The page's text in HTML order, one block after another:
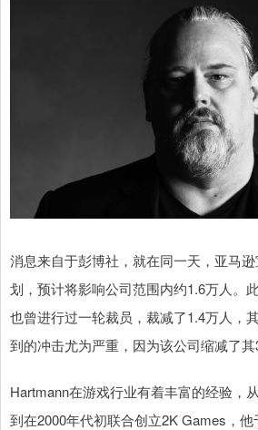
消息来自于彭博社，就在同一天，亚马
划，预计将影响公司范围内约1.6万人。
也曾进行过一轮裁员，裁减了1.4万人，
到的冲击尤为严重，因为该公司缩减了其
Hartmann在游戏行业有着丰富的经验，
到在2000年代初联合创立2K Games，